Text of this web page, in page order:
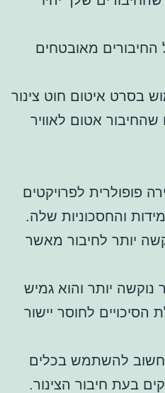
מאובטחים
בסרט איטום חוט צינור
שהחיבור אטום לאוויר
פופולרית לפרויקטים
והחסכוניות שלה.
יותר לחיבור מאשר
יותר והוא גמיש
לחוסר יישור
חשוב להשתמש בכלים
בעת חיבור הצינור.